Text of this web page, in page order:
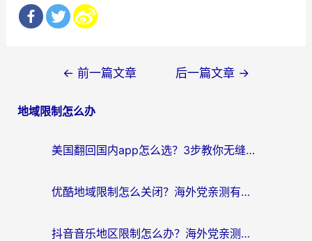
导
← 前一篇文章 后一篇文章 →
地域限制怎么办
美国翻回国内app怎么选？3步教你无缝刷剧、登12123、访问国内网站
优酷地域限制怎么关闭？海外党亲测有效的追剧加速器选择指南
抖音音乐地区限制怎么办？海外党亲测有效的听歌自由指南